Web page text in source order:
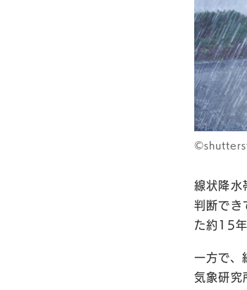
線状降水
判断でき
た約15
一方で、
気象研究